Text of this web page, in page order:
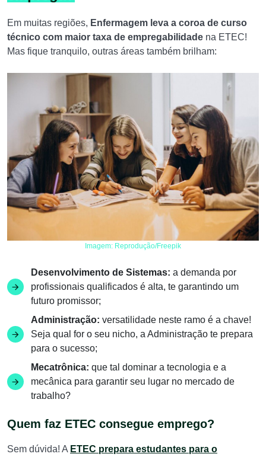
Em muitas regiões, Enfermagem leva a coroa de curso
técnico com maior taxa de empregabilidade na ETEC!
Mas fique tranquilo, outras áreas também brilham:
Imagem: Reprodução/Freepik
Desenvolvimento de Sistemas: a demanda por
profissionais qualificados é alta, te garantindo um
futuro promissor;
Administração: versatilidade neste ramo é a chave!
Seja qual for o seu nicho, a Administração te prepara
para o sucesso;
Mecatrônica: que tal dominar a tecnologia e a
mecânica para garantir seu lugar no mercado de
trabalho?
Quem faz ETEC consegue emprego?
Sem dúvida! A ETEC prepara estudantes para o